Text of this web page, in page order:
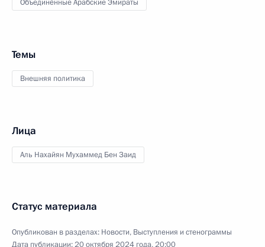
Объединённые Арабские Эмираты
Темы
Внешняя политика
Лица
Аль Нахайян Мухаммед Бен Заид
Статус материала
Опубликован в разделах: Новости, Выступления и стенограммы
Дата публикации:20 октября 2024 года, 20:00